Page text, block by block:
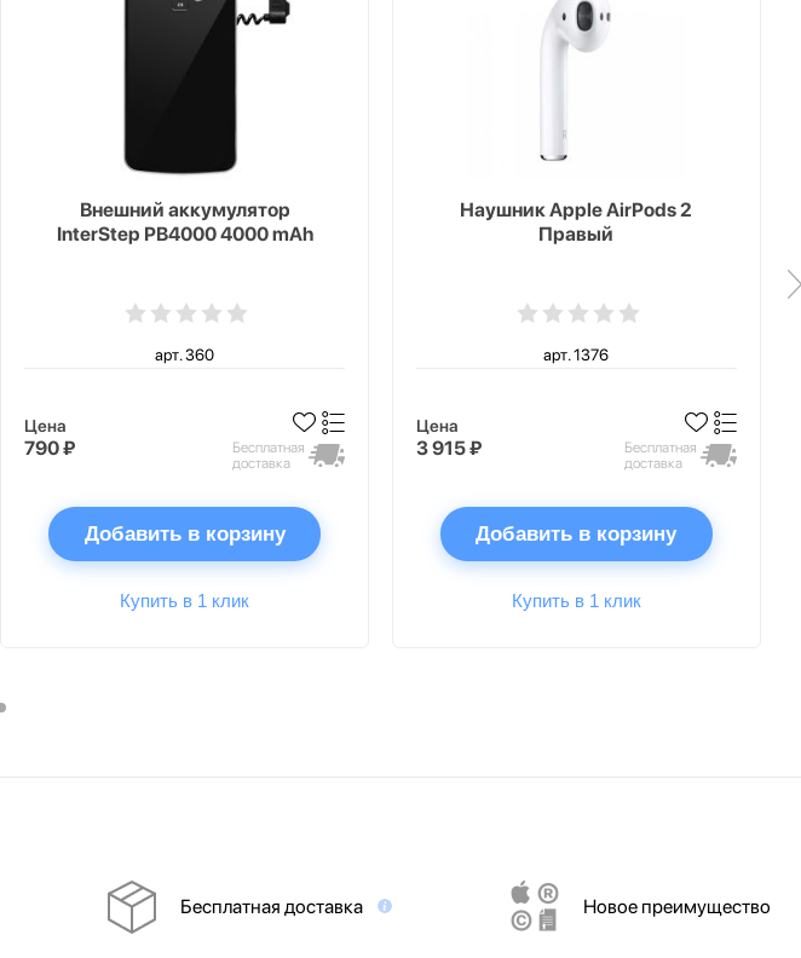
Внешний аккумулятор
InterStep PB4000 4000 mAh
арт. 360
Цена
790 ₽
Бесплатная
доставка
Добавить в корзину
Купить в 1 клик
Наушник Apple AirPods 2
Правый
арт. 1376
Цена
3 915 ₽
Бесплатная
доставка
Добавить в корзину
Купить в 1 клик
Бесплатная доставка Новое преимущество